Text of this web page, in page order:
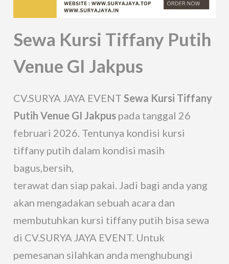
Sewa Kursi Tiffany Putih
Venue GI Jakpus
CV.SURYA JAYA EVENT Sewa Kursi Tiffany
Putih Venue GI Jakpus pada tanggal 26
februari 2026. Tentunya kondisi kursi
tiffany putih dalam kondisi masih
bagus,bersih,
terawat dan siap pakai. Jadi bagi anda yang
akan mengadakan sebuah acara dan
membutuhkan kursi tiffany putih bisa sewa
di CV.SURYA JAYA EVENT. Untuk
pemesanan silahkan anda menghubungi